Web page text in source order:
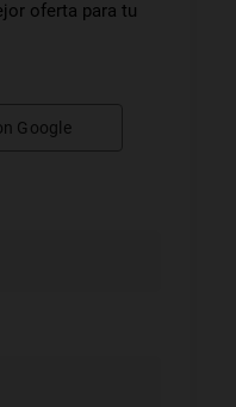
oferta para tu
Google